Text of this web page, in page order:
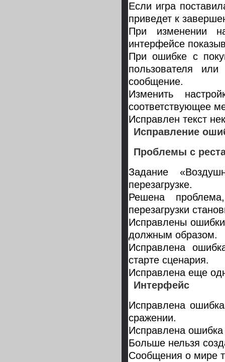
Если игра
приведет к
При изменении
интерфейсе
При ошибке с
пользователя
сообщение.
Изменить
соответствующее
Исправлен текст
Исправление
Проблемы с
Задание
перезагрузке.
Решена
перезагрузки
Исправлены
должным образом.
Исправлена
старте сценария.
Исправлена еще
Интерфейс
Исправлена
сражении.
Исправлена
Больше нельзя
Сообщения о мире